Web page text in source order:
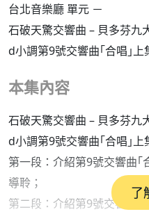
台北音樂廳 單元 －
石破天驚交響曲 – 貝多芬九
d小調第9號交響曲｢合唱｣上
本集內容
石破天驚交響曲 – 貝多芬九
d小調第9號交響曲｢合唱｣上
第一段：介紹第9號交響曲｢
導聆；
第二段：介紹第9號交響曲｢
了